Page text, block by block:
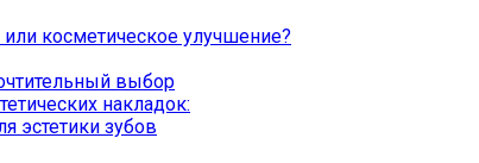
косметическое улучшение?
выбор
накладок:
эстетики зубов